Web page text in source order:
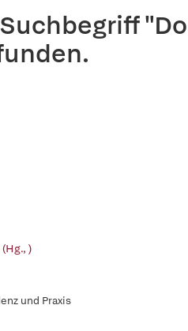
)
und Praxis